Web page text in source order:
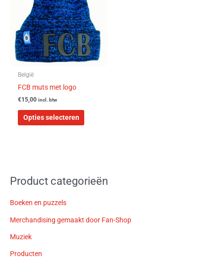
België
FCB muts met logo
€15,00 incl. btw
Opties selecteren
meerdere
variaties.
Deze
optie
kan
gekozen
Product categorieën
Boeken en puzzels
Merchandising gemaakt door Fan-Shop
Muziek
Producten